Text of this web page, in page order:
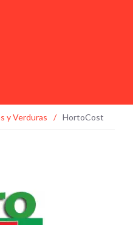
y Verduras / HortoCost